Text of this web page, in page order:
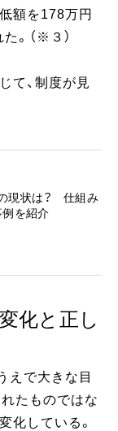
額を178万円
。（※３）
て、制度が見
現状は？ 仕組み
例を紹介
化と正し
えで大きな目
たものではな
化している。